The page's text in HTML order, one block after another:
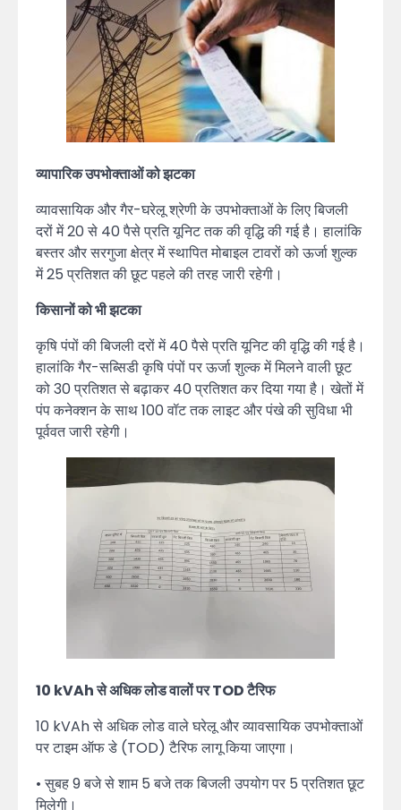
व्यापारिक उपभोक्ताओं को झटका
व्यावसायिक और गैर-घरेलू श्रेणी के उपभोक्ताओं के लिए बिजली
दरों में 20 से 40 पैसे प्रति यूनिट तक की वृद्धि की गई है। हालांकि
बस्तर और सरगुजा क्षेत्र में स्थापित मोबाइल टावरों को ऊर्जा शुल्क
में 25 प्रतिशत की छूट पहले की तरह जारी रहेगी।
किसानों को भी झटका
कृषि पंपों की बिजली दरों में 40 पैसे प्रति यूनिट की वृद्धि की गई है।
हालांकि गैर-सब्सिडी कृषि पंपों पर ऊर्जा शुल्क में मिलने वाली छूट
को 30 प्रतिशत से बढ़ाकर 40 प्रतिशत कर दिया गया है। खेतों में
पंप कनेक्शन के साथ 100 वॉट तक लाइट और पंखे की सुविधा भी
पूर्ववत जारी रहेगी।
10 kVAh से अधिक लोड वालों पर TOD टैरिफ
10 kVAh से अधिक लोड वाले घरेलू और व्यावसायिक उपभोक्ताओं
पर टाइम ऑफ डे (TOD) टैरिफ लागू किया जाएगा।
• सुबह 9 बजे से शाम 5 बजे तक बिजली उपयोग पर 5 प्रतिशत छूट
मिलेगी।